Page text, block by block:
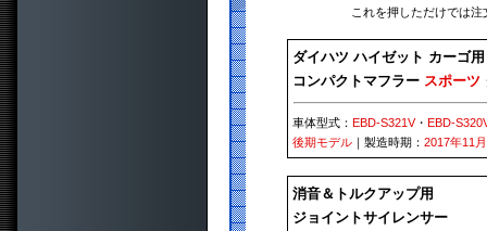
これを押しただけでは
ダイハツ ハイゼット カーゴ用
コンパクトマフラー スポーツ
車体型式：EBD-S321V・EBD-
後期モデル ｜製造時期：2017年11
消音＆トルクアップ用
ジョイントサイレンサー